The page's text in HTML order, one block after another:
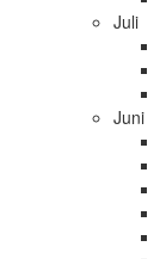
Juli
Juni